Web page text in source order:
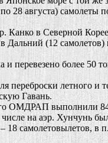
августа) самолеты
в Северной
(12 самолетов)
перевезено более
летного и
Гавань.
выполнили 84
на аэр. Хунчунь
18 самолетовылетов,